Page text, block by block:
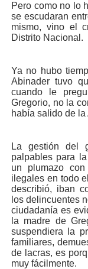
Pero como no lo
se escudaran
mismo, vino el
Distrito Nacional.
Ya no hubo
Abinader tuvo
cuando le
Gregorio, no la
había salido de
La gestión del
palpables para
un plumazo
ilegales en todo
describió, iban
los delincuentes
ciudadanía es
la madre de
suspendiera la
familiares,
de lacras, es
muy fácilmente.